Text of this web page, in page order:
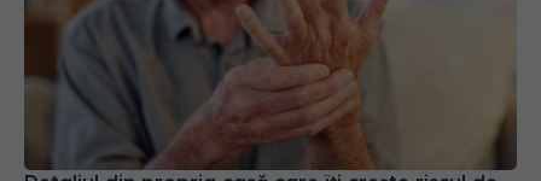
Detaliul din propria casă care îți crește riscul de
Parkinson fără să știi
04 aug 2026, 19:43